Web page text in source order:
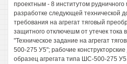
проектным - 8 институтом
разработке следующей технической
требования на агрегат тяговый
защитного отключешм от утечек тока
"Техническое задание на агрегат
500-275 У5"; рабочие
образец агрегата типа ШС-500-275